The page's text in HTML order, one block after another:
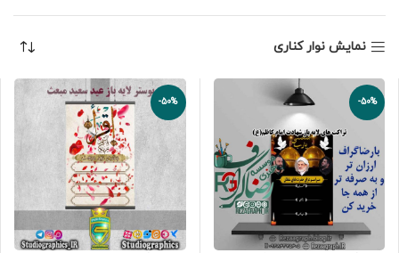
نمایش نوار کناری
-50%
-50%